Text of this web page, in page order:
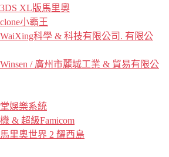
XL版馬里奧
小霸王
科學 & 科技有限公司. 有限公
/ 廣州市麗城工業 & 貿易有限公
娛樂系統
& 超級Famicom
里奧世界 2 耀西島